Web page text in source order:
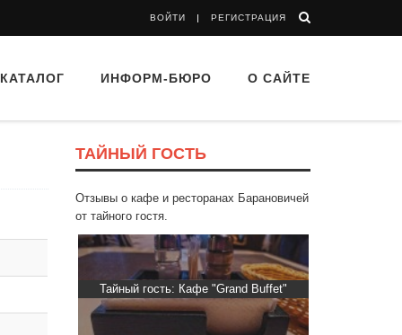
ВОЙТИ РЕГИСТРАЦИЯ
КАТАЛОГ ИНФОРМ-БЮРО О САЙТЕ
ТАЙНЫЙ ГОСТЬ
Отзывы о кафе и ресторанах Барановичей
от тайного гостя.
Тайный гость: Кафе "Grand Buffet"